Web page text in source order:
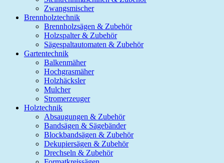
Zwangsmischer
Brennholztechnik
Brennholzsägen & Zubehör
Holzspalter & Zubehör
Sägespaltautomaten & Zubehör
Gartentechnik
Balkenmäher
Hochgrasmäher
Holzhäcksler
Mulcher
Stromerzeuger
Holztechnik
Absaugungen & Zubehör
Bandsägen & Sägebänder
Blockbandsägen & Zubehör
Dekupiersägen & Zubehör
Drechseln & Zubehör